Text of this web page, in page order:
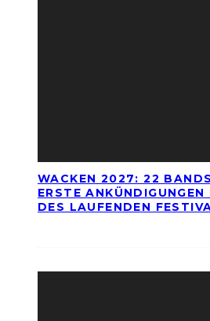
WACKEN 2027: 22
ERSTE
DES LAUFENDEN